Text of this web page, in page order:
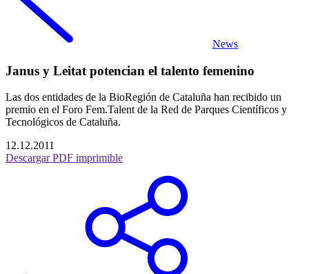
News
Janus y Leitat potencian el talento femenino
Las dos entidades de la BioRegión de Cataluña han recibido un
premio en el Foro Fem.Talent de la Red de Parques Científicos y
Tecnológicos de Cataluña.
12.12.2011
Descargar PDF imprimible